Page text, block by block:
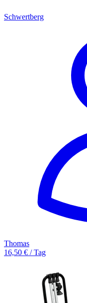
Schwertberg
Thomas
16,50 € / Tag